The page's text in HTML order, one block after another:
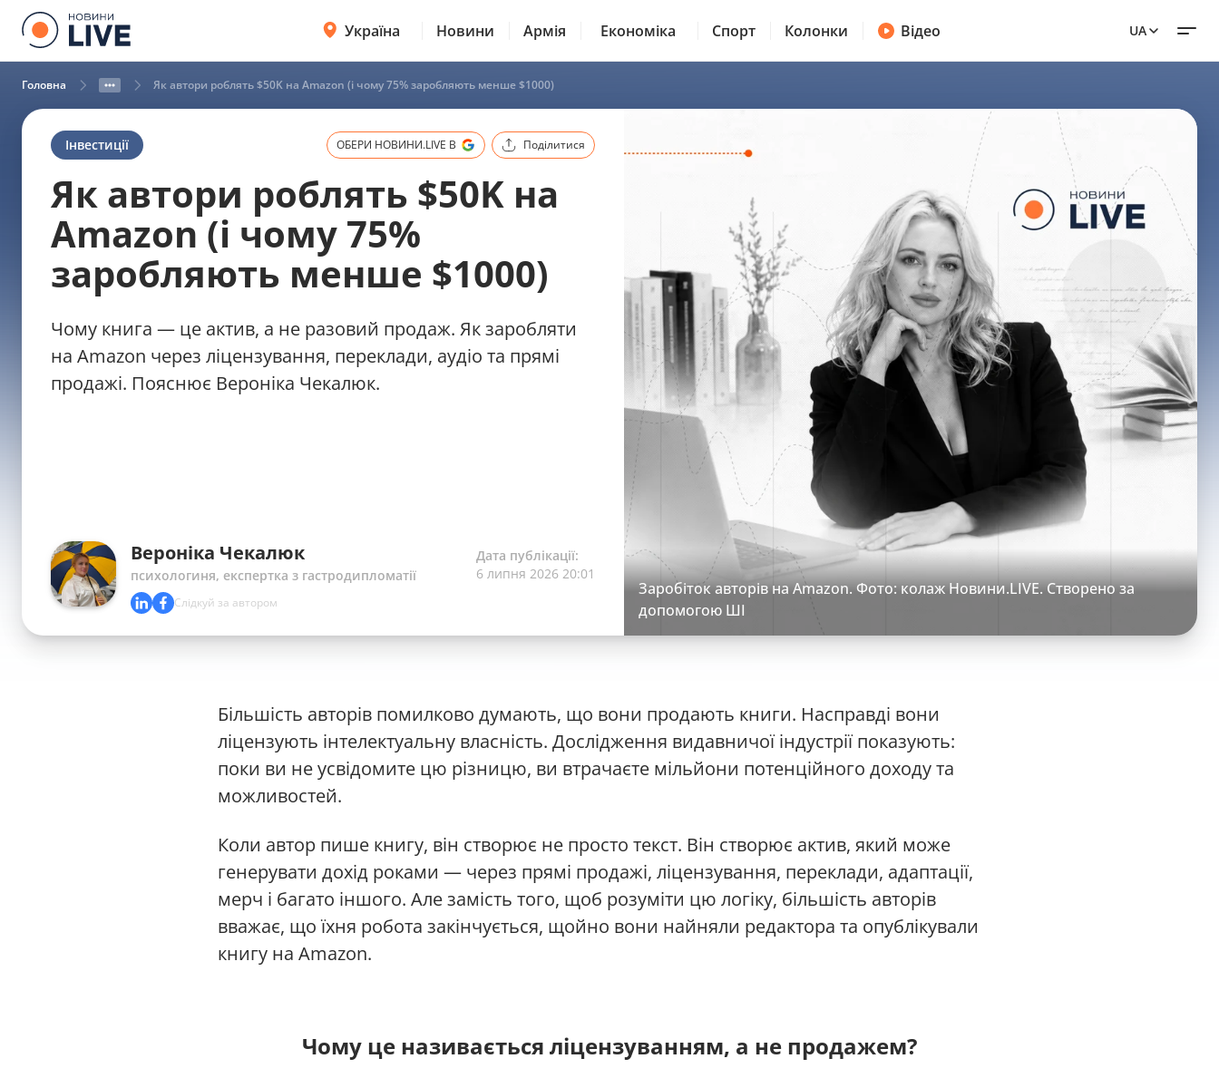
Україна Новини Армія Економіка Спорт Колонки Відео UA
Головна Як автори роблять $50K на Amazon (і чому 75% заробляють менше $1000)
Інвестиції ОБЕРИ НОВИНИ.LIVE В Поділитися
Як автори роблять $50K на
Amazon (і чому 75%
заробляють менше $1000)
Чому книга — це актив, а не разовий продаж. Як заробляти
на Amazon через ліцензування, переклади, аудіо та прямі
продажі. Пояснює Вероніка Чекалюк.
Вероніка Чекалюк
психологиня, експертка з гастродипломатії
Слідкуй за автором
Дата публікації:
6 липня 2026 20:01
Заробіток авторів на Amazon. Фото: колаж Новини.LIVE. Створено за
допомогою ШІ
Більшість авторів помилково думають, що вони продають книги. Насправді вони
ліцензують інтелектуальну власність. Дослідження видавничої індустрії показують:
поки ви не усвідомите цю різницю, ви втрачаєте мільйони потенційного доходу та
можливостей.
Коли автор пише книгу, він створює не просто текст. Він створює актив, який може
генерувати дохід роками — через прямі продажі, ліцензування, переклади, адаптації,
мерч і багато іншого. Але замість того, щоб розуміти цю логіку, більшість авторів
вважає, що їхня робота закінчується, щойно вони найняли редактора та опублікували
книгу на Amazon.
Чому це називається ліцензуванням, а не продажем?